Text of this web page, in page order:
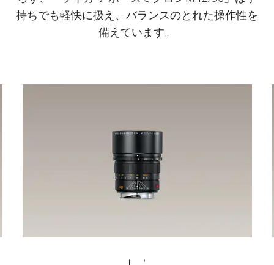
持ちでも軽快に扱え、バランスのとれた操作性を
備えています。